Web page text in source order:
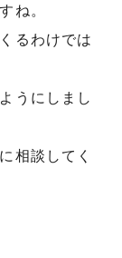
ね。
るわけでは
うにしまし
相談してく